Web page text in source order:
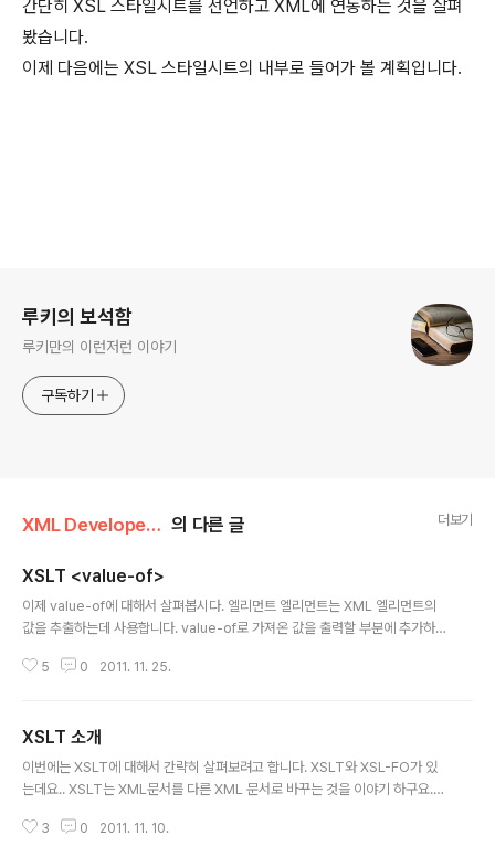
간단히 XSL 스타일시트를 선언하고 XML에 연동하는 것을 살펴
봤습니다.
이제 다음에는 XSL 스타일시트의 내부로 들어가 볼 계획입니다.
루키의 보석함
루키만의 이런저런 이야기
구독하기
XML Developer/XSL 의 다른 글 더보기
XSLT <value-of>
이제 value-of에 대해서 살펴봅시다. 엘리먼트 엘리먼트는 XML 엘리먼트의
값을 추출하는데 사용합니다. value-of로 가져온 값을 출력할 부분에 추가하
만들어 낼 수 있을 겁니다. My CD Collection Title Artist 15, 16번째 줄을
h는 유닉스, 리눅스에서 디렉토리를 탐색하는 것처럼 슬래시(/) 형태로 구분해
나타냅니다. 15번째 줄은 catalog 하위의 cd 하위의 title 엘리먼트의 값을 가
져오는 겁니다. 마찬가..
5 0 2011. 11. 25.
XSLT 소개
이번에는 XSLT에 대해서 간략히 살펴보려고 합니다. XSLT와 XSL-FO가 있
는데요.. XSLT는 XML문서를 다른 XML 문서로 바꾸는 것을 이야기 하구요. X
다. 즉, FO는 Formatting Object의 약자이네요.. XSLT란? - XSLT는 XSL
3 0 2011. 11. 10.